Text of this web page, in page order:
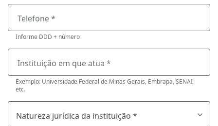
Telefone *
Informe DDD + número
Instituição em que atua *
Exemplo: Universidade Federal de Minas Gerais, Embrapa, SENAI,
etc.